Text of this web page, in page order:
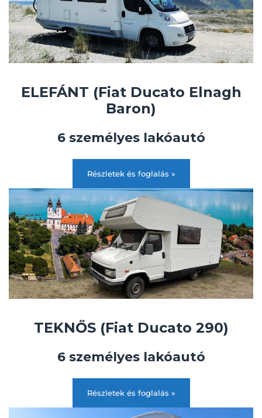
ELEFÁNT (Fiat Ducato Elnagh
Baron)
6 személyes lakóautó
Részletek és foglalás »
TEKNŐS (Fiat Ducato 290)
6 személyes lakóautó
Részletek és foglalás »